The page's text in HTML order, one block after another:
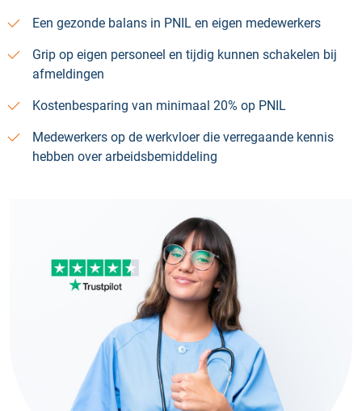
Een gezonde balans in PNIL en eigen medewerkers
Grip op eigen personeel en tijdig kunnen schakelen bij
afmeldingen
Kostenbesparing van minimaal 20% op PNIL
Medewerkers op de werkvloer die verregaande kennis
hebben over arbeidsbemiddeling